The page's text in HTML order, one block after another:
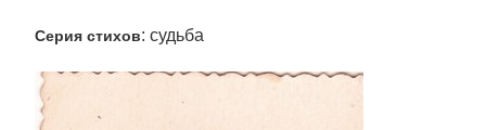
Серия стихов: судьба